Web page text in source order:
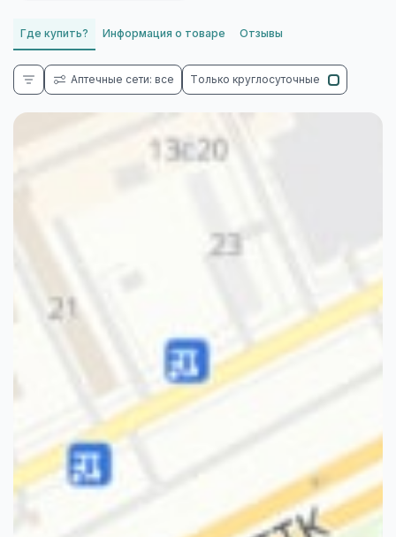
Где купить? Информация о товаре Отзывы
Аптечные сети: все Только круглосуточные